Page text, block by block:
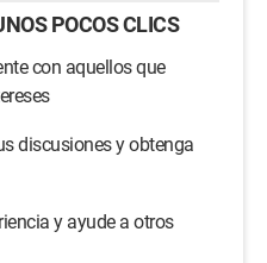
POCOS CLICS
con aquellos que
discusiones y obtenga
y ayude a otros